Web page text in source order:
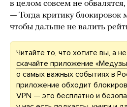
в целом совсем не
— Тогда критику блокировок
чтобы дальше не валить
Читайте то, что хотите вы, а
скачайте приложение
о самых важных событиях в
приложение обходит
VPN — это бесплатно и